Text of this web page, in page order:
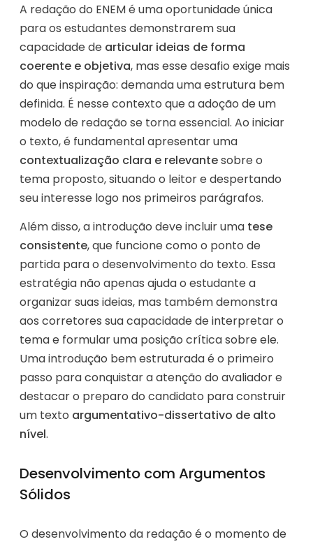
A redação do ENEM é uma oportunidade única
para os estudantes demonstrarem sua
capacidade de articular ideias de forma
coerente e objetiva, mas esse desafio exige mais
do que inspiração: demanda uma estrutura bem
definida. É nesse contexto que a adoção de um
modelo de redação se torna essencial. Ao iniciar
o texto, é fundamental apresentar uma
contextualização clara e relevantesobre o
tema proposto, situando o leitor e despertando
seu interesse logo nos primeiros parágrafos.
Além disso, a introdução deve incluir uma tese
consistente, que funcione como o ponto de
partida para o desenvolvimento do texto. Essa
estratégia não apenas ajuda o estudante a
organizar suas ideias, mas também demonstra
aos corretores sua capacidade de interpretar o
tema e formular uma posição crítica sobre ele.
Uma introdução bem estruturada é o primeiro
passo para conquistar a atenção do avaliador e
destacar o preparo do candidato para construir
um texto argumentativo-dissertativo de alto
nível.
Desenvolvimento com Argumentos
Sólidos
O desenvolvimento da redação é o momento de